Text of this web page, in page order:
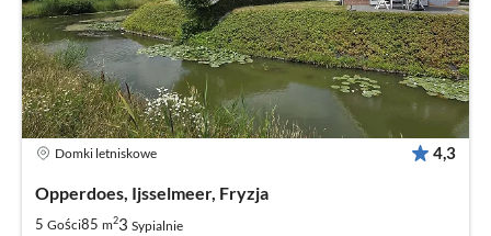
Domki letniskowe 4,3
Opperdoes, Ijsselmeer, Fryzja
5 Gości85 m23 Sypialnie